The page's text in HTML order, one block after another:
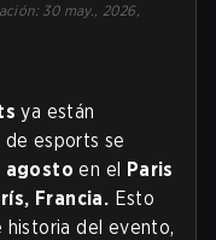
: 30 may., 2026,
ya están
de esports se
agosto en el Paris
Francia. Esto
historia del evento,